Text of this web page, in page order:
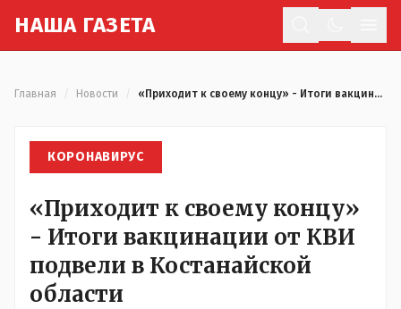
НАША ГАЗЕТА
Главная Новости «Приходит к своему концу» - Итоги вакцинации от КВИ подвели в Костанайской области
КОРОНАВИРУС
«Приходит к своему концу»
- Итоги вакцинации от КВИ
подвели в Костанайской
области